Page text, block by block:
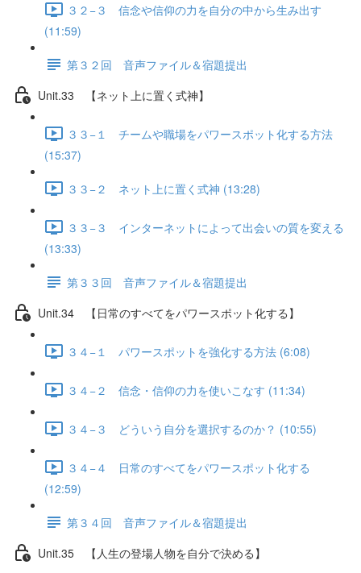
３２−３ 信念や信仰の力を自分の中から生み出す
(11:59)
第３２回 音声ファイル＆宿題提出
Unit.33 【ネット上に置く式神】
３３−１ チームや職場をパワースポット化する方法
(15:37)
３３−２ ネット上に置く式神 (13:28)
３３−３ インターネットによって出会いの質を変える
(13:33)
第３３回 音声ファイル＆宿題提出
Unit.34 【日常のすべてをパワースポット化する】
３４−１ パワースポットを強化する方法 (6:08)
３４−２ 信念・信仰の力を使いこなす (11:34)
３４−３ どういう自分を選択するのか？ (10:55)
３４−４ 日常のすべてをパワースポット化する
(12:59)
第３４回 音声ファイル＆宿題提出
Unit.35 【人生の登場人物を自分で決める】